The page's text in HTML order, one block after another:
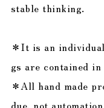
stable thinking.
＊It is an
gs are contained in
＊All hand made
due, not